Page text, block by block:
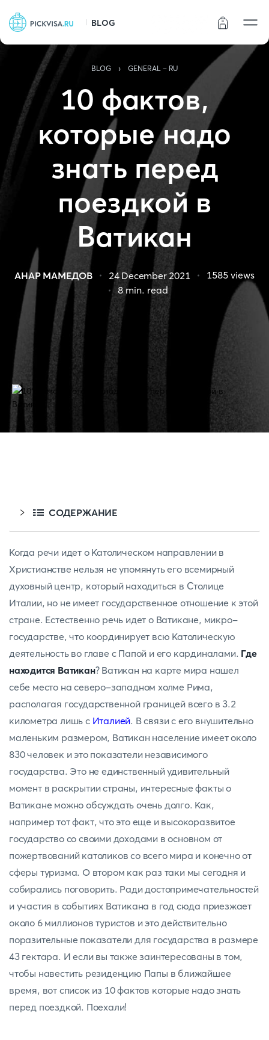
BLOG
BLOG › GENERAL - RU
10 фактов,
которые надо
знать перед
поездкой в
Ватикан
АНАР МАМЕДОВ 24 December 2021 1585views
8min. read
СОДЕРЖАНИЕ
Когда речи идет о Католическом направлении в
Христианстве нельзя не упомянуть его всемирный
духовный центр, который находиться в Столице
Италии, но не имеет государственное отношение к этой
стране. Естественно речь идет о Ватикане, микро-
государстве, что координирует всю Католическую
деятельность во главе с Папой и его кардиналами. Где
находится Ватикан? Ватикан на карте мира нашел
себе место на северо-западном холме Рима,
располагая государственной границей всего в 3.2
километра лишь с Италией. В связи с его внушительно
маленьким размером, Ватикан население имеет около
830 человек и это показатели независимого
государства. Это не единственный удивительный
момент в раскрытии страны, интересные факты о
Ватикане можно обсуждать очень долго. Как,
например тот факт, что это еще и высокоразвитое
государство со своими доходами в основном от
пожертвований католиков со всего мира и конечно от
сферы туризма. О втором как раз таки мы сегодня и
собирались поговорить. Ради достопримечательностей
и участия в событиях Ватикана в год сюда приезжает
около 6 миллионов туристов и это действительно
поразительные показатели для государства в размере
43 гектара. И если вы также заинтересованы в том,
чтобы навестить резиденцию Папы в ближайшее
время, вот список из 10 фактов которые надо знать
перед поездкой. Поехали!